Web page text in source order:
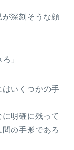
が深刻そうな顔
」
いくつかの手
明確に残って
の手形であろ